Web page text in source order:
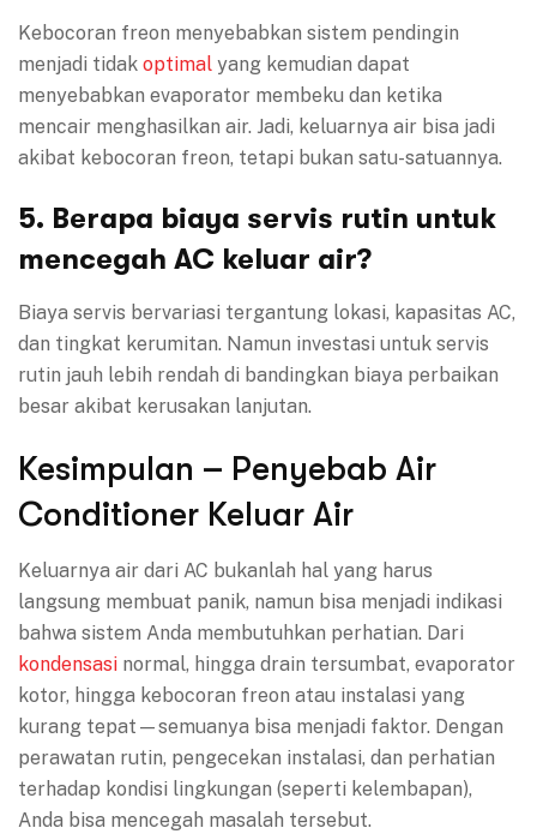
Kebocoran freon menyebabkan sistem pendingin
menjadi tidak optimal yang kemudian dapat
menyebabkan evaporator membeku dan ketika
mencair menghasilkan air. Jadi, keluarnya air bisa jadi
akibat kebocoran freon, tetapi bukan satu-satuannya.
5. Berapa biaya servis rutin untuk
mencegah AC keluar air?
Biaya servis bervariasi tergantung lokasi, kapasitas AC,
dan tingkat kerumitan. Namun investasi untuk servis
rutin jauh lebih rendah di bandingkan biaya perbaikan
besar akibat kerusakan lanjutan.
Kesimpulan – Penyebab Air
Conditioner Keluar Air
Keluarnya air dari AC bukanlah hal yang harus
langsung membuat panik, namun bisa menjadi indikasi
bahwa sistem Anda membutuhkan perhatian. Dari
kondensasi normal, hingga drain tersumbat, evaporator
kotor, hingga kebocoran freon atau instalasi yang
kurang tepat—semuanya bisa menjadi faktor. Dengan
perawatan rutin, pengecekan instalasi, dan perhatian
terhadap kondisi lingkungan (seperti kelembapan),
Anda bisa mencegah masalah tersebut.